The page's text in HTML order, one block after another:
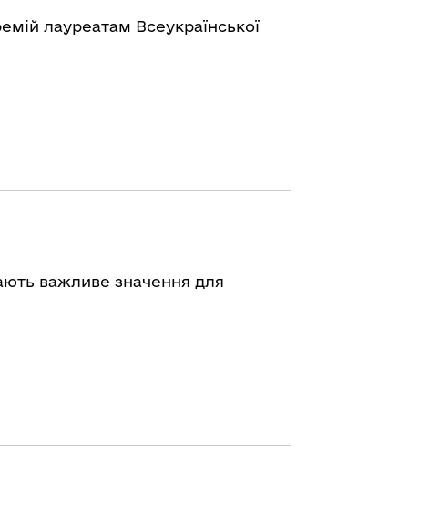
лауреатам Всеукраїнської
важливе значення для